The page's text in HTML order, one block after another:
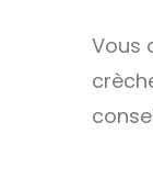
Vous